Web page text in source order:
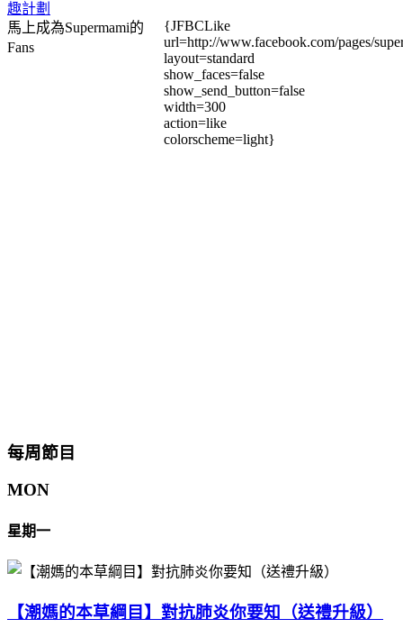
趣計劃
馬上成為Supermami的
Fans
{JFBCLike
url=http://www.facebook.com/pages/
layout=standard
show_faces=false
show_send_button=false
width=300
action=like
colorscheme=light}
每周節目
MON
星期一
【潮媽的本草綱目】對抗肺炎你要知（送禮升級）